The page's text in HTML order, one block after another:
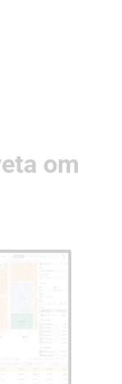
om